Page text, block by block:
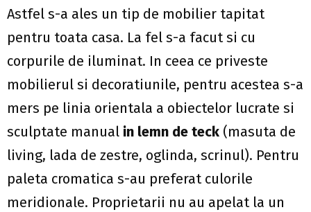
Astfel s-a ales un tip de mobilier tapitat
pentru toata casa. La fel s-a facut si cu
corpurile de iluminat. In ceea ce priveste
mobilierul si decoratiunile, pentru acestea s-a
mers pe linia orientala a obiectelor lucrate si
sculptate manual in lemn de teck (masuta de
living, lada de zestre, oglinda, scrinul). Pentru
paleta cromatica s-au preferat culorile
meridionale. Proprietarii nu au apelat la un